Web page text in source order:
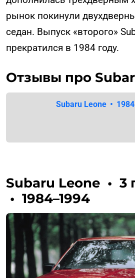
рынок покинули
седан. Выпуск «второго»
прекратился в 1984 году.
Отзывы про
Subaru Leone • 1984
Subaru Leone • 3
• 1984–1994